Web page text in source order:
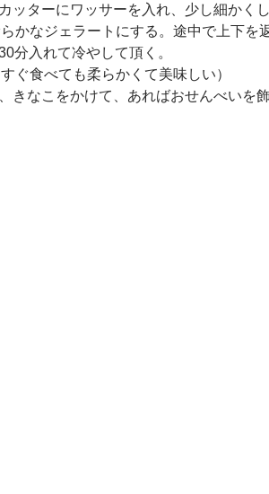
ッターにワッサーを入れ、少し細かく
かなジェラートにする。途中で上下を
分入れて冷やして頂く。
すぐ食べても柔らかくて美味しい）
きなこをかけて、あればおせんべいを飾